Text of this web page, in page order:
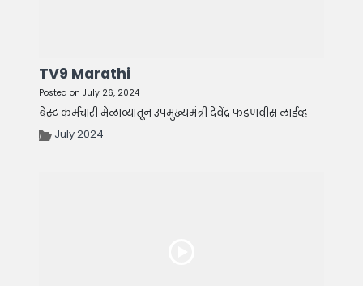
TV9 Marathi
Posted on July 26, 2024
बेस्ट कर्मचारी मेळाव्यातून उपमुख्यमंत्री देवेंद्र फडणवीस लाईव्ह
July 2024